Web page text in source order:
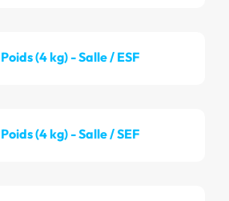
Poids (4 kg) - Salle / ESF
Poids (4 kg) - Salle / SEF